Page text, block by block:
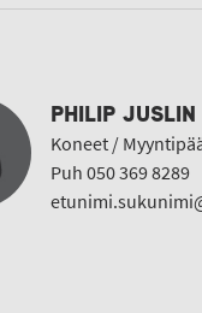
PHILIP JUSLIN
Koneet /
Puh 050 369 8289